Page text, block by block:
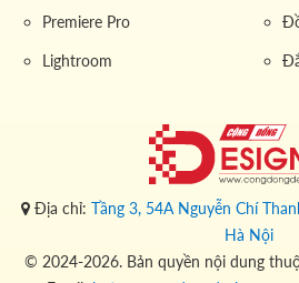
Premiere Pro
Lightroom
Địa chỉ: Tầng 3, 54A Nguyễn Chí
Hà Nội
© 2024-2026. Bản quyền nội dung